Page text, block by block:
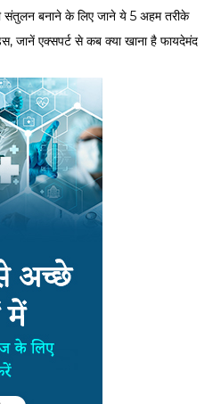
बनाने के लिए जाने ये 5 अहम तरीके
एक्सपर्ट से कब क्या खाना है फायदेमंद